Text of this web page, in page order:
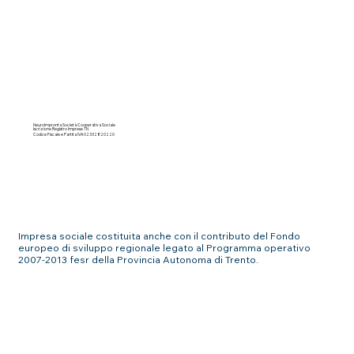
NeuroImpronta Società Cooperativa Sociale
Iscrizione Registro Imprese TN
Codice Fiscale e Partita IVA 02332820220
Impresa sociale costituita anche con il contributo del Fondo
europeo di sviluppo regionale legato al Programma operativo
2007-2013 fesr della Provincia Autonoma di Trento.